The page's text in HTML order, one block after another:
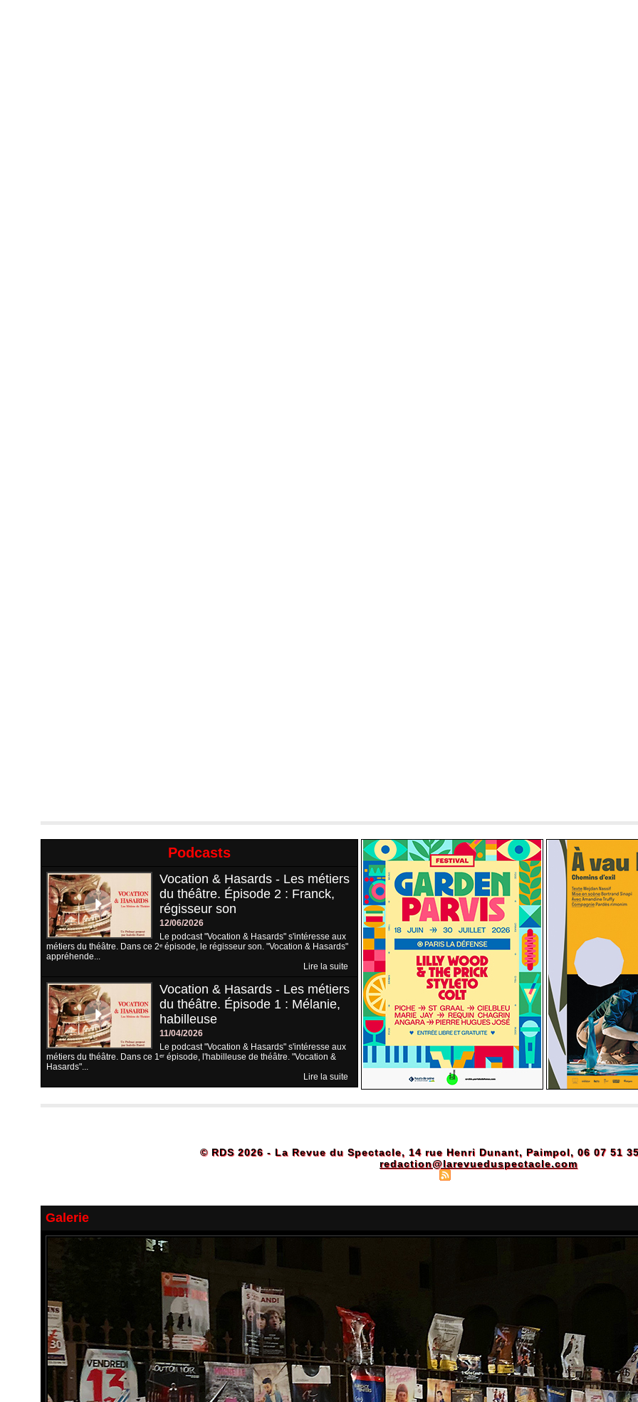
Podcasts
Vocation & Hasards - Les métiers
du théâtre. Épisode 2 : Franck,
régisseur son
12/06/2026
Le podcast "Vocation & Hasards" s'intéresse aux
métiers du théâtre. Dans ce 2ᵉ épisode, le régisseur son. "Vocation & Hasards"
appréhende...
Lire la suite
Vocation & Hasards - Les métiers
du théâtre. Épisode 1 : Mélanie,
habilleuse
11/04/2026
Le podcast "Vocation & Hasards" s'intéresse aux
métiers du théâtre. Dans ce 1ᵉʳ épisode, l'habilleuse de théâtre. "Vocation &
Hasards"...
Lire la suite
© RDS 2026 - La Revue du Spectacle, 14 rue Henri Dunant, Paimpol, 06 07 51
redaction@larevueduspectacle.com
Galerie